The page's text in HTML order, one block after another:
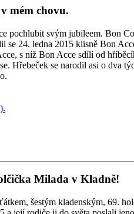
mém chovu.
pochlubit svým jubileem. Bon
se 24. ledna 2015 klisně Bon
s níž Bon Acce sdílí od
Hřebeček se narodil asi o dva
Milada v Kladně!
šestým kladenským, 69.